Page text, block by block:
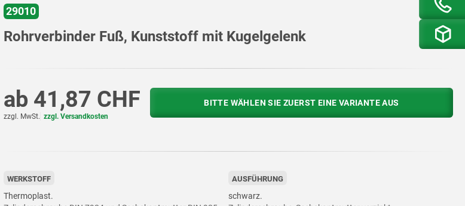
29010
Rohrverbinder Fuß, Kunststoff mit Kugelgelenk
ab 41,87 CHF
zzgl. MwSt. zzgl. Versandkosten
BITTE WÄHLEN SIE ZUERST EINE VARIANTE AUS
WERKSTOFF
Thermoplast.
AUSFÜHRUNG
schwarz.